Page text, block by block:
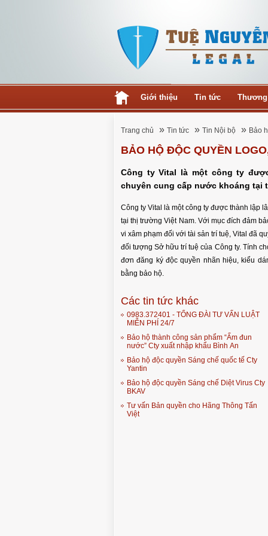
Giới thiệu Tin tức
Trang chủ » Tin tức » Tin Nội bộ » Bảo
BẢO HỘ ĐỘC QUYỀN
Công ty Vital là một công ty
chuyên cung cấp nước khoáng tại
Công ty Vital là một công ty được thành lập
tại thị trường Việt Nam. Với mục đích đảm
vi xâm phạm đối với tài sản trí tuệ, Vital đã
đối tượng Sở hữu trí tuệ của Công ty. Tính
đơn đăng ký độc quyền nhãn hiệu, kiểu
bằng bảo hộ.
Các tin tức khác
0983.372401 - TỔNG ĐÀI TƯ VẤN LUẬT
MIỄN PHÍ 24/7
Bảo hộ thành công sản phẩm “Ấm đun
nước” Cty xuất nhập khẩu Bình An
Bảo hộ độc quyền Sáng chế quốc tế Cty
Yantin
Bảo hộ độc quyền Sáng chế Diệt Virus Cty
BKAV
Tư vấn Bản quyền cho Hãng Thông Tấn
Việt